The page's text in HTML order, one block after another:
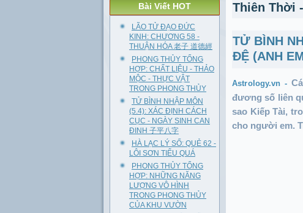
Bài Viết HOT
LÃO TỬ ĐẠO ĐỨC
KINH: CHƯƠNG 58 -
THUẬN HÓA 老子 道德經
PHONG THỦY TỔNG
HỢP: CHẤT LIỆU - THẢO
MỘC - THỰC VẬT
TRONG PHONG THỦY
TỬ BÌNH NHẬP MÔN
(5.4): XÁC ĐỊNH CÁCH
CỤC - NGÀY SINH CAN
ĐINH 子平八字
HÀ LẠC LÝ SỐ: QUẺ 62 -
LÔI SƠN TIỂU QUÁ
PHONG THỦY TỔNG
HỢP: NHỮNG NĂNG
LƯỢNG VÔ HÌNH
TRONG PHONG THỦY
CỦA KHU VƯỜN
Thiên Thời
TỬ BÌNH
ĐỆ (ANH
Astrology.vn -
đương số liên
sao Kiếp Tài,
cho người em.